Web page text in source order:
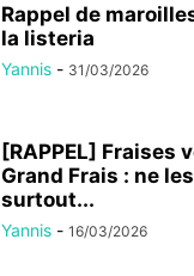
Rappel de
la listeria
Yannis - 31/03/2026
[RAPPEL] Fraises
Grand Frais : ne
surtout...
Yannis - 16/03/2026